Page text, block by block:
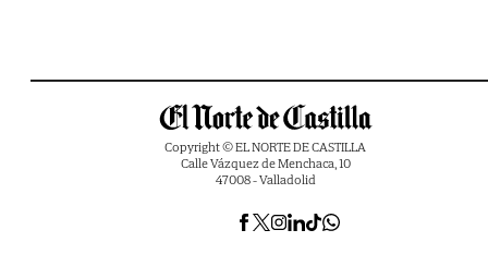
Copyright © EL NORTE DE CASTILLA
Calle Vázquez de Menchaca, 10
47008 - Valladolid